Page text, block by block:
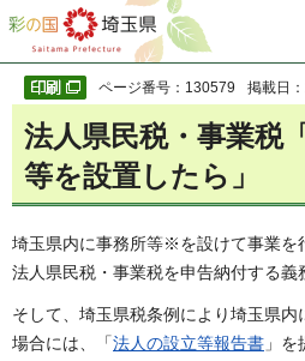
彩の国 埼玉県
ページ番号：130579 掲載日
法人県民税・事業税
等を設置したら」
埼玉県内に事務所等※を設けて事業を
法人県民税・事業税を申告納付する義
そして、埼玉県税条例により埼玉県
場合には、「法人の設立等報告書 」